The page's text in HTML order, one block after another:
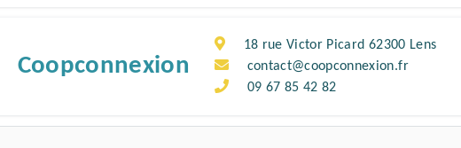
Coopconnexion
18 rue Victor Picard 62300 Lens
contact@coopconnexion.fr
09 67 85 42 82